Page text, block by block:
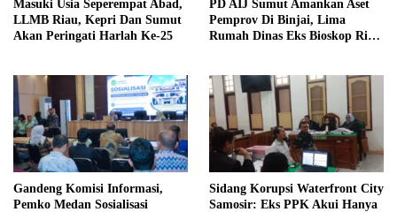
Masuki Usia Seperempat Abad,
LLMB Riau, Kepri Dan Sumut
Akan Peringati Harlah Ke-25
PD AIJ Sumut Amankan Aset
Pemprov Di Binjai, Lima
Rumah Dinas Eks Bioskop Ria
Gandeng Komisi Informasi,
Pemko Medan Sosialisasi
Sidang Korupsi Waterfront City
Samosir: Eks PPK Akui Hanya